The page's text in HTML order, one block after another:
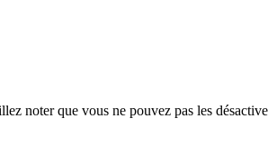
noter que vous ne pouvez pas les